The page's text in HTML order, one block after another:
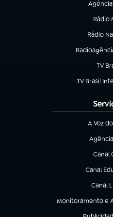
(abre
Rádio
(abre
Rádio
(abre em
TV
TV Brasil
(abre em
A Voz
(abre
(abre
Canal
(abre
Canal
(abre em
Canal
(abre
Monitoramento e
(abre em nova aba)